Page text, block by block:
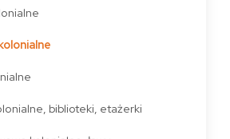
biblioteki, etażerki